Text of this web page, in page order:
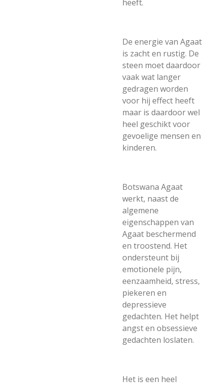
heeft.
De energie van Agaat
is zacht en rustig. De
steen moet daardoor
vaak wat langer
gedragen worden
voor hij effect heeft
maar is daardoor wel
heel geschikt voor
gevoelige mensen en
kinderen.
Botswana Agaat
werkt, naast de
algemene
eigenschappen van
Agaat beschermend
en troostend. Het
ondersteunt bij
emotionele pijn,
eenzaamheid, stress,
piekeren en
depressieve
gedachten. Het helpt
angst en obsessieve
gedachten loslaten.
Het is een heel